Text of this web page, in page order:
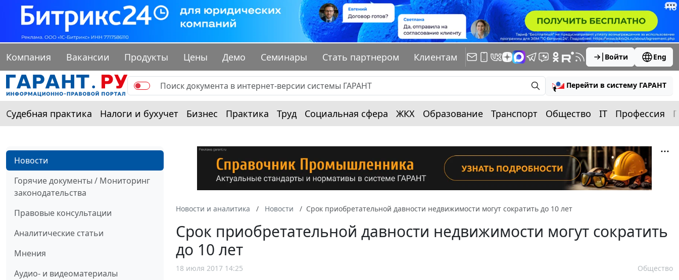
Компания Вакансии Продукты Цены Демо Семинары Стать партнером Клиентам Войти Eng
Перейти в систему ГАРАНТ
Судебная практика Налоги и бухучет Бизнес Практика Труд Социальная сфера ЖКХ Образование Транспорт Общество IT Профессия
Новости
Горячие документы / Мониторинг
законодательства
Правовые консультации
Аналитические статьи
Мнения
Аудио- и видеоматериалы
Новости и аналитика Новости Срок приобретательной давности недвижимости могут сократить до 10 лет
Срок приобретательной давности недвижимости могут сократить
до 10 лет
18 июля 2017 14:25 Общество